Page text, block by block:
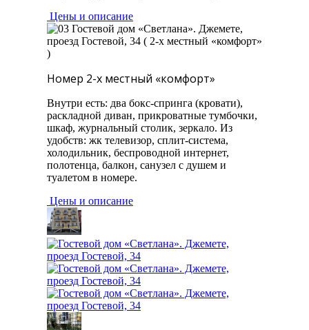
Цены и описание
Номер 2-х местный «комфорт»
Внутри есть: два бокс-спринга (кровати),
раскладной диван, прикроватные тумбочки,
шкаф, журнальный столик, зеркало. Из
удобств: жк телевизор, сплит-система,
холодильник, беспроводной интернет,
полотенца, балкон, санузел с душем и
туалетом в номере.
Цены и описание